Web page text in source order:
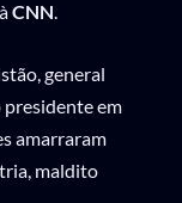
CNN.
general
em
amarraram
maldito